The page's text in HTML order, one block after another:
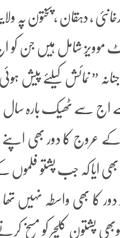
، دہقان ، پختون پہ
موویز شامل ہیں جن
” نمائش کیلئے پیش
کا دور بھی اپنے
ایا کہ جب پشتو فلموں
کا بھی واسطہ نہیں
پشتون کلچر کو مسخ